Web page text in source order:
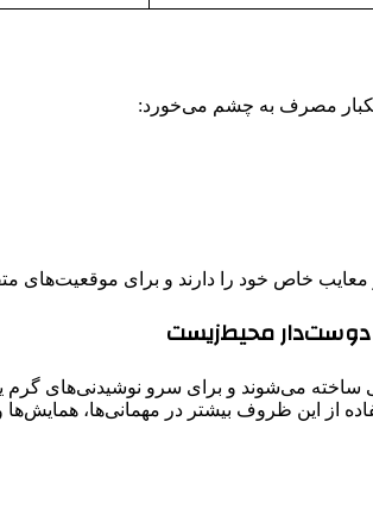
یکبار مصرف به چشم می‌خورد:
معایب خاص خود را دارند و برای موقعیت‌های
محیط‌زیست
می‌شوند و برای سرو نوشیدنی‌های گرم یا
از این ظروف بیشتر در مهمانی‌ها،